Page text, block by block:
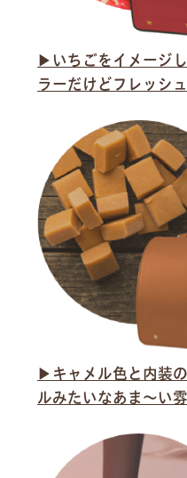
▶︎いちごをイメージ
ラーだけどフレッシ
▶︎キャメル色と内装
ルみたいなあま〜い雰